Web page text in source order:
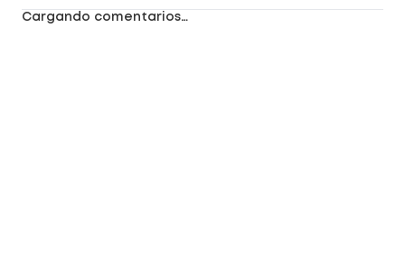
Cargando comentarios…